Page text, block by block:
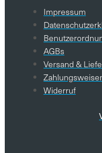
Impressum
AGBs
Versand &
Widerruf